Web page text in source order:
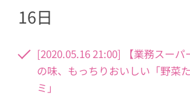
16日
[2020.05.16 21:00] 【業務スーパ
の味、もっちりおいしい「野菜
ミ」